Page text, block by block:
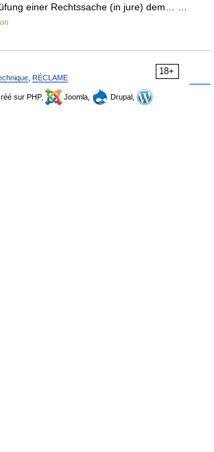
einer Rechtssache (in jure) dem… …
18+
RÉCLAME
sur PHP, Joomla,
Drupal,